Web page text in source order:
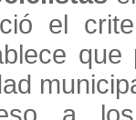
el
que